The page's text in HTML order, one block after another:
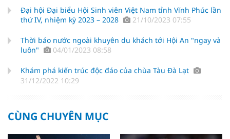
Đại hội Đại biểu Hội Sinh viên Việt Nam tỉnh Vĩnh Phúc lần
thứ IV, nhiệm kỳ 2023 – 2028
21/10/2023 07:55
Thời báo nước ngoài khuyên du khách tới Hội An "ngay và
luôn"
04/01/2023 08:58
Khám phá kiến trúc độc đáo của chùa Tàu Đà Lạt
31/12/2022 10:29
CÙNG CHUYÊN MỤC